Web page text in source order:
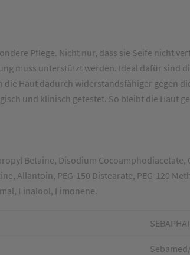
Pflege. Nicht nur, dass sie Seife nicht
muss unterstützt werden. Ideal dafür sind
Haut dadurch widerstandsfähiger gegen
und klinisch getestet. So bleibt die Haut
Betaine, Disodium Cocoamphodiacetate,
Allantoin, PEG-150 Distearate, PEG-120
Linalool, Limonene.